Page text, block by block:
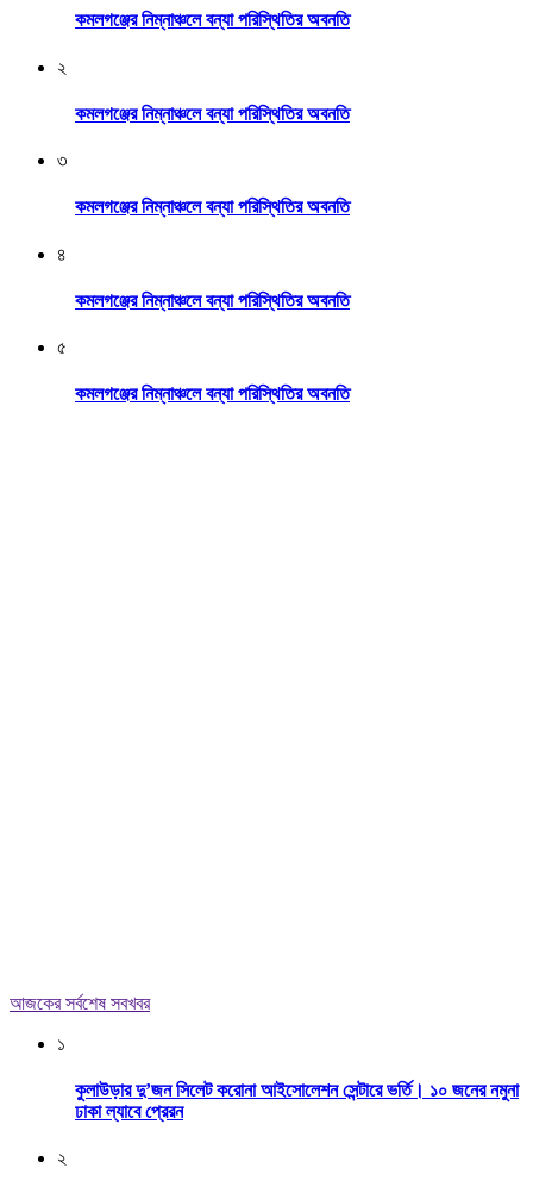
কমলগঞ্জের নিম্নাঞ্চলে বন্যা পরিস্থিতির অবনতি
২
কমলগঞ্জের নিম্নাঞ্চলে বন্যা পরিস্থিতির অবনতি
৩
কমলগঞ্জের নিম্নাঞ্চলে বন্যা পরিস্থিতির অবনতি
৪
কমলগঞ্জের নিম্নাঞ্চলে বন্যা পরিস্থিতির অবনতি
৫
কমলগঞ্জের নিম্নাঞ্চলে বন্যা পরিস্থিতির অবনতি
আজকের সর্বশেষ সবখবর
১
কুলাউড়ার দু’জন সিলেট করোনা আইসোলেশন সেন্টারে ভর্তি। ১০ জনের নমুনা
ঢাকা ল্যাবে প্রেরন
২